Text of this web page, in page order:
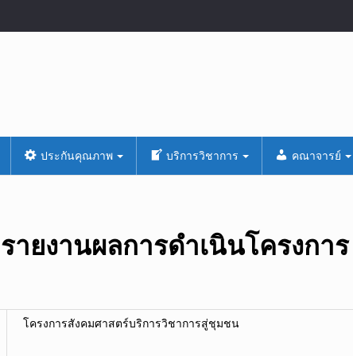
ประกันคุณภาพ บริการวิชาการ คณาจารย์
รายงานผลการดำเนินโครงการ
โครงการสังคมศาสตร์บริการวิชาการสู่ชุมชน